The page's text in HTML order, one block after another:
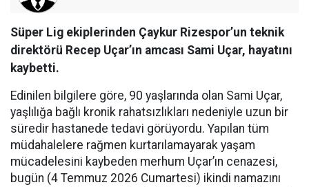
Süper Lig ekiplerinden Çaykur Rizespor’un teknik
direktörü Recep Uçar’ın amcası Sami Uçar, hayatını
kaybetti.
Edinilen bilgilere göre, 90 yaşlarında olan Sami Uçar,
yaşlılığa bağlı kronik rahatsızlıkları nedeniyle uzun bir
süredir hastanede tedavi görüyordu. Yapılan tüm
müdahalelere rağmen kurtarılamayarak yaşam
mücadelesini kaybeden merhum Uçar’ın cenazesi,
bugün (4 Temmuz 2026 Cumartesi) ikindi namazını